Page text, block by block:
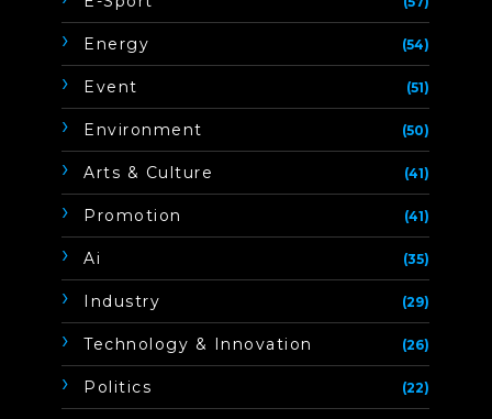
Energy (54)
Event (51)
Environment (50)
Arts & Culture (41)
Promotion (41)
Ai (35)
Industry (29)
Technology & Innovation (26)
Politics (22)